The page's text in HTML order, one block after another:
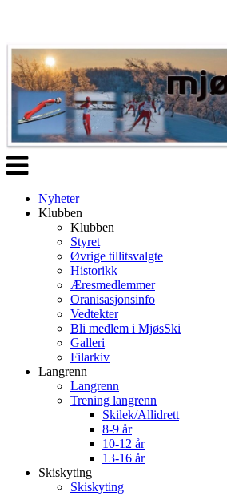
Veksle
navigasjon
Nyheter
Klubben
Klubben
Styret
Øvrige tillitsvalgte
Historikk
Æresmedlemmer
Oranisasjonsinfo
Vedtekter
Bli medlem i MjøsSki
Galleri
Filarkiv
Langrenn
Langrenn
Trening langrenn
Skilek/Allidrett
8-9 år
10-12 år
13-16 år
Skiskyting
Skiskyting